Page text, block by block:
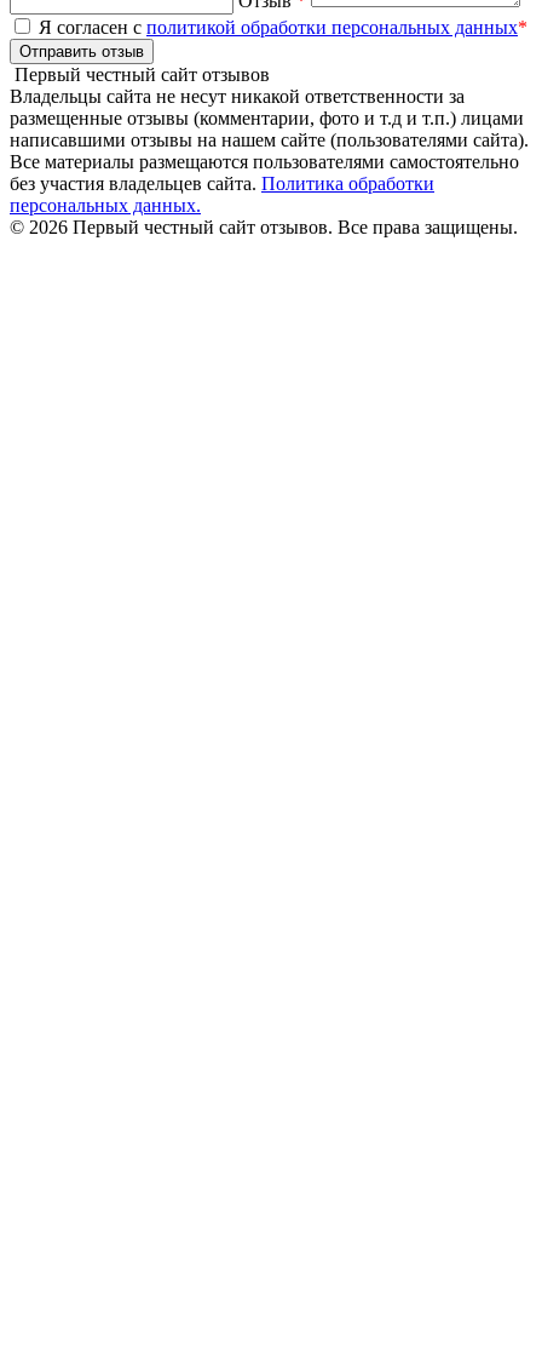
Я согласен с политикой обработки персональных данных*
Отправить отзыв
Первый честный сайт отзывов
Владельцы сайта не несут никакой ответственности за
размещенные отзывы (комментарии, фото и т.д и т.п.) лицами
написавшими отзывы на нашем сайте (пользователями сайта).
Все материалы размещаются пользователями самостоятельно
без участия владельцев сайта. Политика обработки
персональных данных.
© 2026 Первый честный сайт отзывов. Все права защищены.